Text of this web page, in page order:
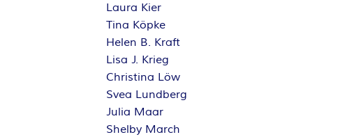
Laura Kier
Tina Köpke
Helen B. Kraft
Lisa J. Krieg
Christina Löw
Svea Lundberg
Julia Maar
Shelby March